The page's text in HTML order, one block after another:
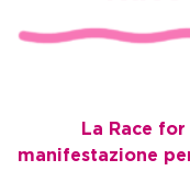
La Race
manifestazione